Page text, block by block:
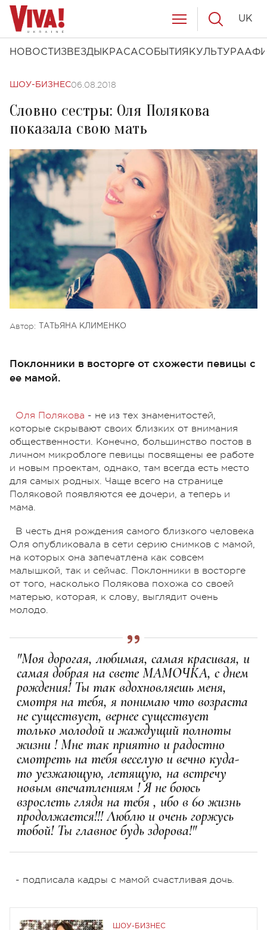
НОВОСТИ ЗВЕЗДЫ КРАСАСОБЫТИЯ КУЛЬТУРА
UK
ШОУ-БИЗНЕС06.08.2018
Словно сестры: Оля Полякова
показала свою мать
Автор: ТАТЬЯНА КЛИМЕНКО
Поклонники в восторге от схожести певицы с
ее мамой.
Оля Полякова - не из тех знаменитостей,
которые скрывают своих близких от внимания
общественности. Конечно, большинство постов в
личном микроблоге певицы посвящены ее работе
и новым проектам, однако, там всегда есть место
для самых родных. Чаще всего на странице
Поляковой появляются ее дочери, а теперь и
мама.
В честь дня рождения самого близкого человека
Оля опубликовала в сети серию снимков с мамой,
на которых она запечатлена как совсем
малышкой, так и сейчас. Поклонники в восторге
от того, насколько Полякова похожа со своей
матерью, которая, к слову, выглядит очень
молодо.
"Моя дорогая, любимая, самая красивая, и
самая добрая на свете МАМОЧКА, с днем
рождения! Ты так вдохновляешь меня,
смотря на тебя, я понимаю что возраста
не существует, вернее существует
только молодой и жаждущий полноты
жизни ! Мне так приятно и радостно
смотреть на тебя веселую и вечно куда-
то уезжающую, летящую, на встречу
новым впечатлениям ! Я не боюсь
взрослеть глядя на тебя , ибо в 60 жизнь
продолжается!!! Люблю и очень горжусь
тобой! Ты главное будь здорова!"
- подписала кадры с мамой счастливая дочь.
ШОУ-БИЗНЕС